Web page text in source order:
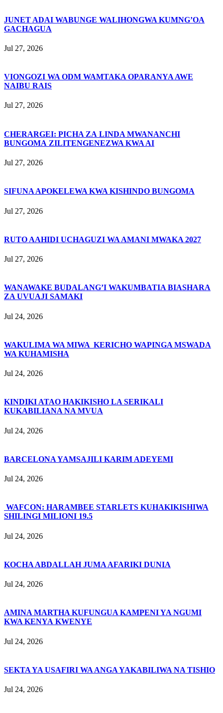
JUNET ADAI WABUNGE WALIHONGWA KUMNG’OA
GACHAGUA
Jul 27, 2026
VIONGOZI WA ODM WAMTAKA OPARANYA AWE
NAIBU RAIS
Jul 27, 2026
CHERARGEI: PICHA ZA LINDA MWANANCHI
BUNGOMA ZILITENGENEZWA KWA AI
Jul 27, 2026
SIFUNA APOKELEWA KWA KISHINDO BUNGOMA
Jul 27, 2026
RUTO AAHIDI UCHAGUZI WA AMANI MWAKA 2027
Jul 27, 2026
WANAWAKE BUDALANG’I WAKUMBATIA BIASHARA
ZA UVUAJI SAMAKI
Jul 24, 2026
WAKULIMA WA MIWA KERICHO WAPINGA MSWADA
WA KUHAMISHA
Jul 24, 2026
KINDIKI ATAO HAKIKISHO LA SERIKALI
KUKABILIANA NA MVUA
Jul 24, 2026
BARCELONA YAMSAJILI KARIM ADEYEMI
Jul 24, 2026
WAFCON: HARAMBEE STARLETS KUHAKIKISHIWA
SHILINGI MILIONI 19.5
Jul 24, 2026
KOCHA ABDALLAH JUMA AFARIKI DUNIA
Jul 24, 2026
AMINA MARTHA KUFUNGUA KAMPENI YA NGUMI
KWA KENYA KWENYE
Jul 24, 2026
SEKTA YA USAFIRI WA ANGA YAKABILIWA NA TISHIO
Jul 24, 2026